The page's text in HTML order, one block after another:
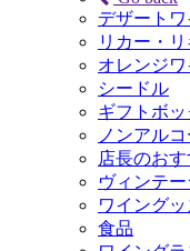
デザートワ
リカー・
オレンジワ
シードル
ギフトボッ
ノンアル
店長のお
ヴィンテ
ワイング
食品